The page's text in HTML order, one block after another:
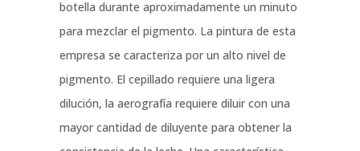
botella durante aproximadamente un minuto
para mezclar el pigmento. La pintura de esta
empresa se caracteriza por un alto nivel de
pigmento. El cepillado requiere una ligera
dilución, la aerografía requiere diluir con una
mayor cantidad de diluyente para obtener la